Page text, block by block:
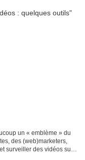
un « emblème » du
des (web)marketers,
surveiller des vidéos sur